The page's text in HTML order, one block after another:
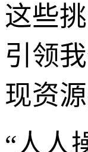
这些
引领
现资
“人人